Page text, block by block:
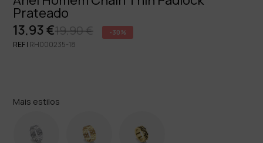
Prateado
19,90 €
13,93 € -30%
REF | RH000235-18
Mais estilos